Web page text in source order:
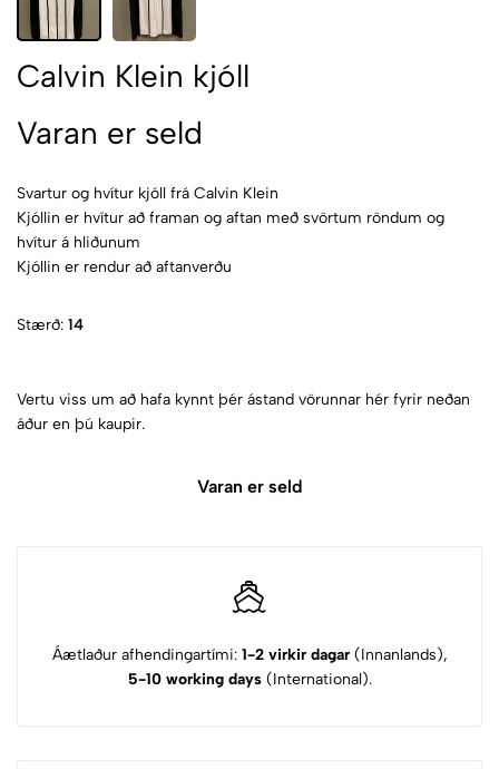
Calvin Klein kjóll
Varan er seld
Svartur og hvítur kjóll frá Calvin Klein
Kjóllin er hvítur að framan og aftan með svörtum röndum og
hvítur á hliðunum
Kjóllin er rendur að aftanverðu
Stærð: 14
Vertu viss um að hafa kynnt þér ástand vörunnar hér fyrir neðan
áður en þú kaupir.
Varan er seld
Áætlaður afhendingartími: 1-2 virkir dagar (Innanlands),
5-10 working days(International).